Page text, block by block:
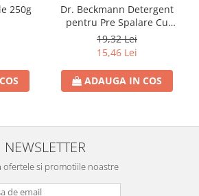
Copii
250g
Dr. Beckmann Detergent
pentru Pre Spalare Cu
Pulverizator 250ml
19,32 Lei
15,46 Lei
ADAUGA IN COS
NEWSLETTER
ofertele si promotiile noastre